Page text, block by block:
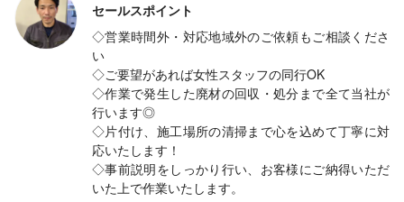
セールスポイント
◇営業時間外・対応地域外のご依頼もご相談くださ
い
◇ご要望があれば女性スタッフの同行OK
◇作業で発生した廃材の回収・処分まで全て当社が
行います◎
◇片付け、施工場所の清掃まで心を込めて丁寧に対
応いたします！
◇事前説明をしっかり行い、お客様にご納得いただ
いた上で作業いたします。